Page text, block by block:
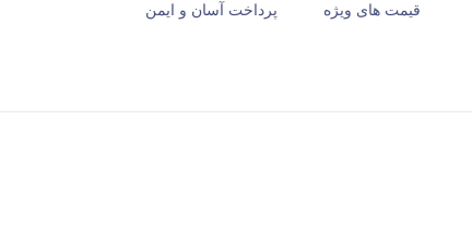
قیمت های ویژه پرداخت آسان و ایمن